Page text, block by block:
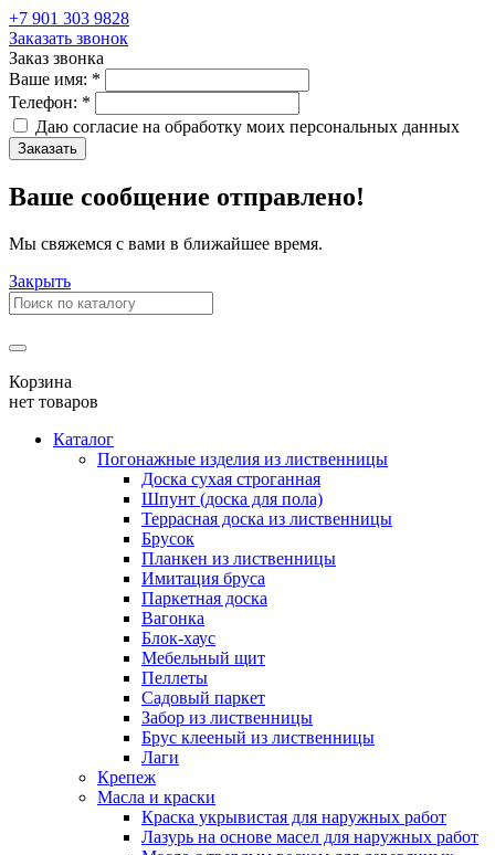
+7 901 303 9828
Заказать звонок
Заказ звонка
Ваше имя: *
Телефон: *
Даю согласие на обработку моих персональных данных
Заказать
Ваше сообщение отправлено!
Мы свяжемся с вами в ближайшее время.
Закрыть
Корзина
нет товаров
Каталог
Погонажные изделия из лиственницы
Доска сухая строганная
Шпунт (доска для пола)
Террасная доска из лиственницы
Брусок
Планкен из лиственницы
Имитация бруса
Паркетная доска
Вагонка
Блок-хаус
Мебельный щит
Пеллеты
Садовый паркет
Забор из лиственницы
Брус клееный из лиственницы
Лаги
Крепеж
Масла и краски
Краска укрывистая для наружных работ
Лазурь на основе масел для наружных работ